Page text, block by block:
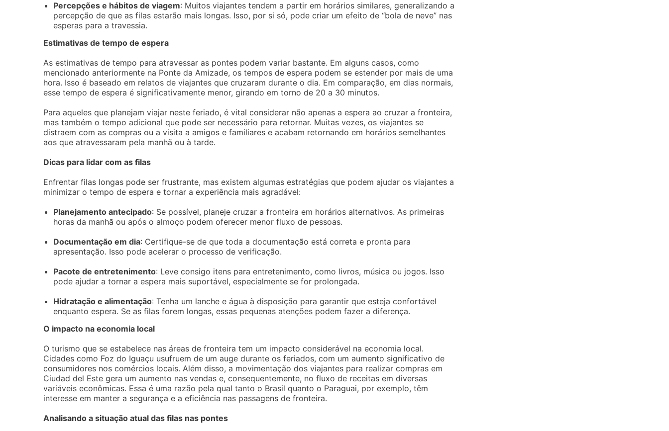
Percepções e hábitos de viagem: Muitos viajantes tendem a partir em horários similares, generalizando a
percepção de que as filas estarão mais longas. Isso, por si só, pode criar um efeito de “bola de neve” nas
esperas para a travessia.
Estimativas de tempo de espera
As estimativas de tempo para atravessar as pontes podem variar bastante. Em alguns casos, como
mencionado anteriormente na Ponte da Amizade, os tempos de espera podem se estender por mais de uma
hora. Isso é baseado em relatos de viajantes que cruzaram durante o dia. Em comparação, em dias normais,
esse tempo de espera é significativamente menor, girando em torno de 20 a 30 minutos.
Para aqueles que planejam viajar neste feriado, é vital considerar não apenas a espera ao cruzar a fronteira,
mas também o tempo adicional que pode ser necessário para retornar. Muitas vezes, os viajantes se
distraem com as compras ou a visita a amigos e familiares e acabam retornando em horários semelhantes
aos que atravessaram pela manhã ou à tarde.
Dicas para lidar com as filas
Enfrentar filas longas pode ser frustrante, mas existem algumas estratégias que podem ajudar os viajantes a
minimizar o tempo de espera e tornar a experiência mais agradável:
Planejamento antecipado: Se possível, planeje cruzar a fronteira em horários alternativos. As primeiras
horas da manhã ou após o almoço podem oferecer menor fluxo de pessoas.
Documentação em dia: Certifique-se de que toda a documentação está correta e pronta para
apresentação. Isso pode acelerar o processo de verificação.
Pacote de entretenimento: Leve consigo itens para entretenimento, como livros, música ou jogos. Isso
pode ajudar a tornar a espera mais suportável, especialmente se for prolongada.
Hidratação e alimentação: Tenha um lanche e água à disposição para garantir que esteja confortável
enquanto espera. Se as filas forem longas, essas pequenas atenções podem fazer a diferença.
O impacto na economia local
O turismo que se estabelece nas áreas de fronteira tem um impacto considerável na economia local.
Cidades como Foz do Iguaçu usufruem de um auge durante os feriados, com um aumento significativo de
consumidores nos comércios locais. Além disso, a movimentação dos viajantes para realizar compras em
Ciudad del Este gera um aumento nas vendas e, consequentemente, no fluxo de receitas em diversas
variáveis econômicas. Essa é uma razão pela qual tanto o Brasil quanto o Paraguai, por exemplo, têm
interesse em manter a segurança e a eficiência nas passagens de fronteira.
Analisando a situação atual das filas nas pontes